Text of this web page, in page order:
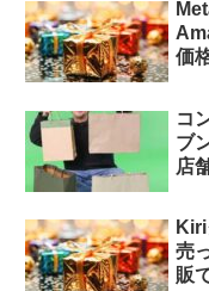
価
コ
ブ
店
売
販